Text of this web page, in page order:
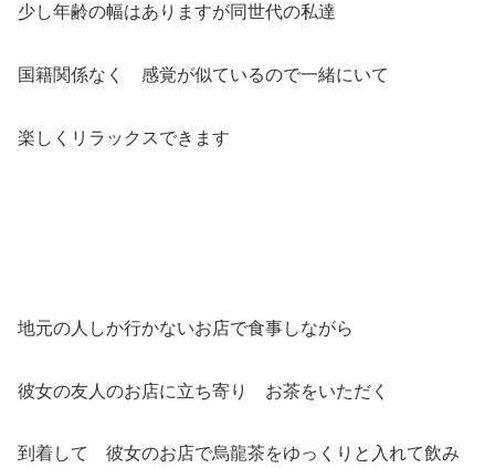
少し年齢の幅はありますが同世代の私達
国籍関係なく 感覚が似ているので一緒にいて
楽しくリラックスできます
地元の人しか行かないお店で食事しながら
彼女の友人のお店に立ち寄り お茶をいただく
到着して 彼女のお店で烏龍茶をゆっくりと入れて飲み